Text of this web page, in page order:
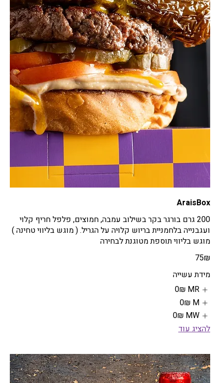
AraisBox
200 גרם בורגר בקר בשילוב עמבה, חמוצים, פלפל חריף קלוי
מוגש בליווי תוספת מטוגנת לבחירה
‏75 ‏₪
מידת עשייה
MR
‏0 ‏₪
M
‏0 ‏₪
MW
‏0 ‏₪
להציג עוד